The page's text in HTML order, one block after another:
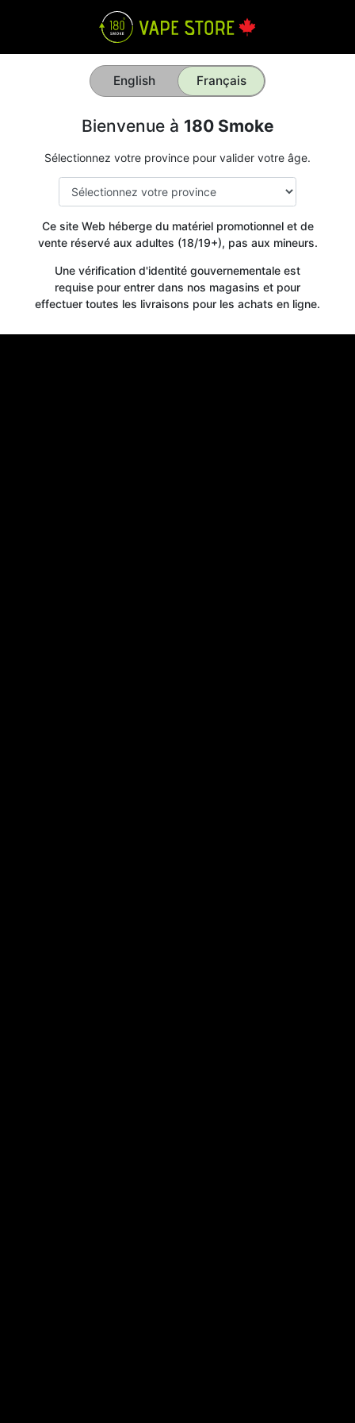
English Français
Bienvenue à 180 Smoke
Sélectionnez votre province pour valider votre âge.
Ce site Web héberge du matériel promotionnel et de
vente réservé aux adultes (18/19+), pas aux mineurs.
Une vérification d'identité gouvernementale est
requise pour entrer dans nos magasins et pour
effectuer toutes les livraisons pour les achats en ligne.